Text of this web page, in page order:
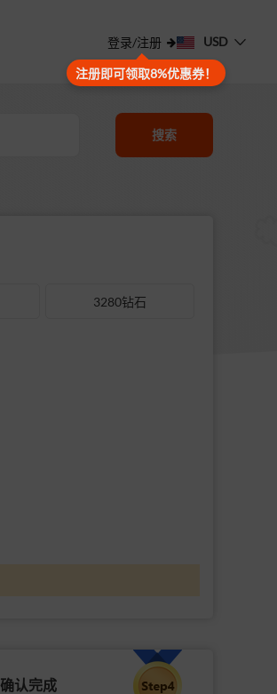
登录/注册
注册即可领取8%优惠券！
USD
搜索
3280钻石
确认完成